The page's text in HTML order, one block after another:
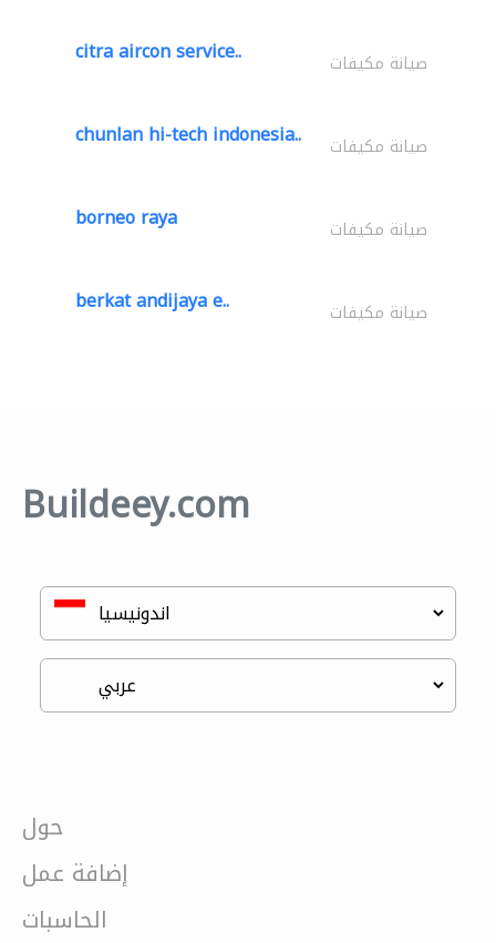
citra aircon service.. صيانة مكيفات
chunlan hi-tech indonesia.. صيانة مكيفات
borneo raya صيانة مكيفات
berkat andijaya e.. صيانة مكيفات
Buildeey.com
حول
إضافة عمل
الحاسبات